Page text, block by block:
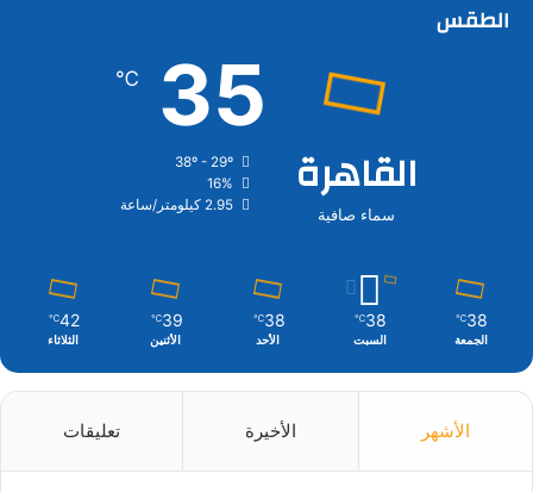
الطقس
القاهرة
سماء صافية
35
℃
16%
2.95 كيلومتر/ساعة
38
℃
الجمعة
38
℃
السبت
38
℃
الأحد
39
℃
الأثنين
42
℃
الثلاثاء
الأشهر الأخيرة تعليقات